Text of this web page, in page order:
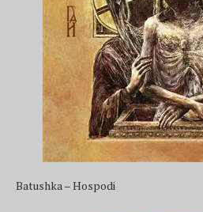
Batushka – Hospodi